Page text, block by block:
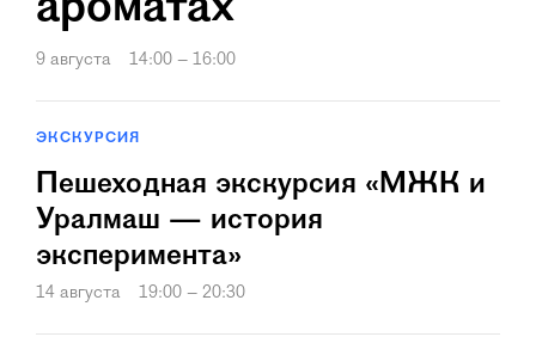
9 августа 14:00 – 16:00
ЭКСКУРСИЯ
Пешеходная экскурсия «МЖК и
Уралмаш — история
эксперимента»
14 августа 19:00 – 20:30